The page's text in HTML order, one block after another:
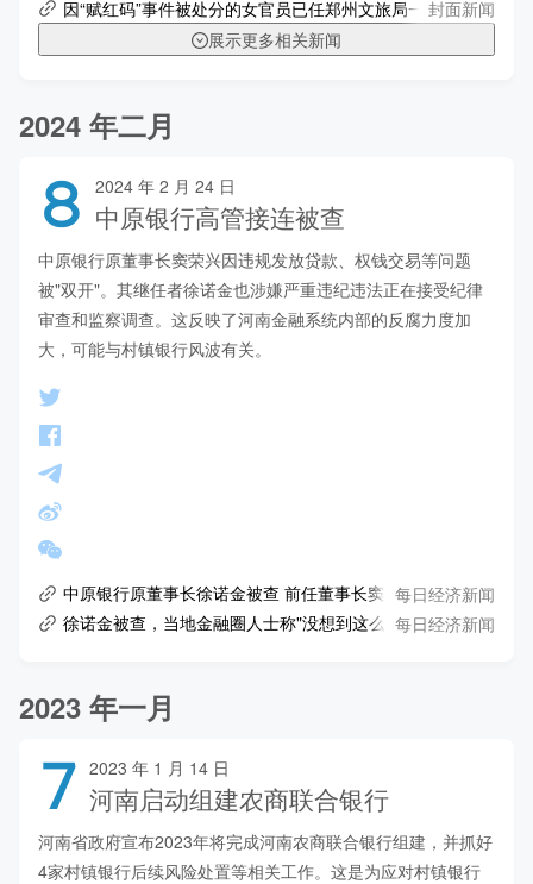
因“赋红码”事件被处分的女官员已任郑州文旅局一把手封面新闻
展示更多相关新闻
2024 年二月
8 2024 年 2 月 24 日
中原银行高管接连被查
中原银行原董事长窦荣兴因违规发放贷款、权钱交易等问题
被"双开"。其继任者徐诺金也涉嫌严重违纪违法正在接受纪律
审查和监察调查。这反映了河南金融系统内部的反腐力度加
大，可能与村镇银行风波有关。
中原银行原董事长徐诺金被查 前任董事长窦荣兴已被"双开"
每日经济新闻
徐诺金被查，当地金融圈人士称"没想到这么快"！曾执掌万亿
每日经济新闻
2023 年一月
7 2023 年 1 月 14 日
河南启动组建农商联合银行
河南省政府宣布2023年将完成河南农商联合银行组建，并抓好
4家村镇银行后续风险处置等相关工作。这是为应对村镇银行